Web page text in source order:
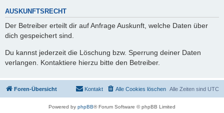
AUSKUNFTSRECHT
Der Betreiber erteilt dir auf Anfrage Auskunft, welche Daten über
dich gespeichert sind.
Du kannst jederzeit die Löschung bzw. Sperrung deiner Daten
verlangen. Kontaktiere hierzu bitte den Betreiber.
Foren-Übersicht Alle Zeiten sind UTC
Alle Cookies löschen
Kontakt
Powered by phpBB® Forum Software © phpBB Limited